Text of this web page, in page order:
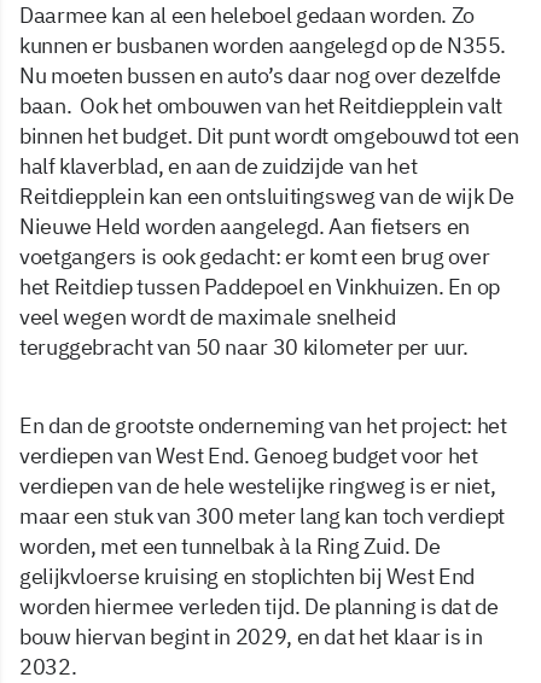
Daarmee kan al een heleboel gedaan worden. Zo
kunnen er busbanen worden aangelegd op de N355.
Nu moeten bussen en auto’s daar nog over dezelfde
baan. Ook het ombouwen van het Reitdiepplein valt
binnen het budget. Dit punt wordt omgebouwd tot een
half klaverblad, en aan de zuidzijde van het
Reitdiepplein kan een ontsluitingsweg van de wijk De
Nieuwe Held worden aangelegd. Aan fietsers en
voetgangers is ook gedacht: er komt een brug over
het Reitdiep tussen Paddepoel en Vinkhuizen. En op
veel wegen wordt de maximale snelheid
teruggebracht van 50 naar 30 kilometer per uur.
En dan de grootste onderneming van het project: het
verdiepen van West End. Genoeg budget voor het
verdiepen van de hele westelijke ringweg is er niet,
maar een stuk van 300 meter lang kan toch verdiept
worden, met een tunnelbak à la Ring Zuid. De
gelijkvloerse kruising en stoplichten bij West End
worden hiermee verleden tijd. De planning is dat de
bouw hiervan begint in 2029, en dat het klaar is in
2032.